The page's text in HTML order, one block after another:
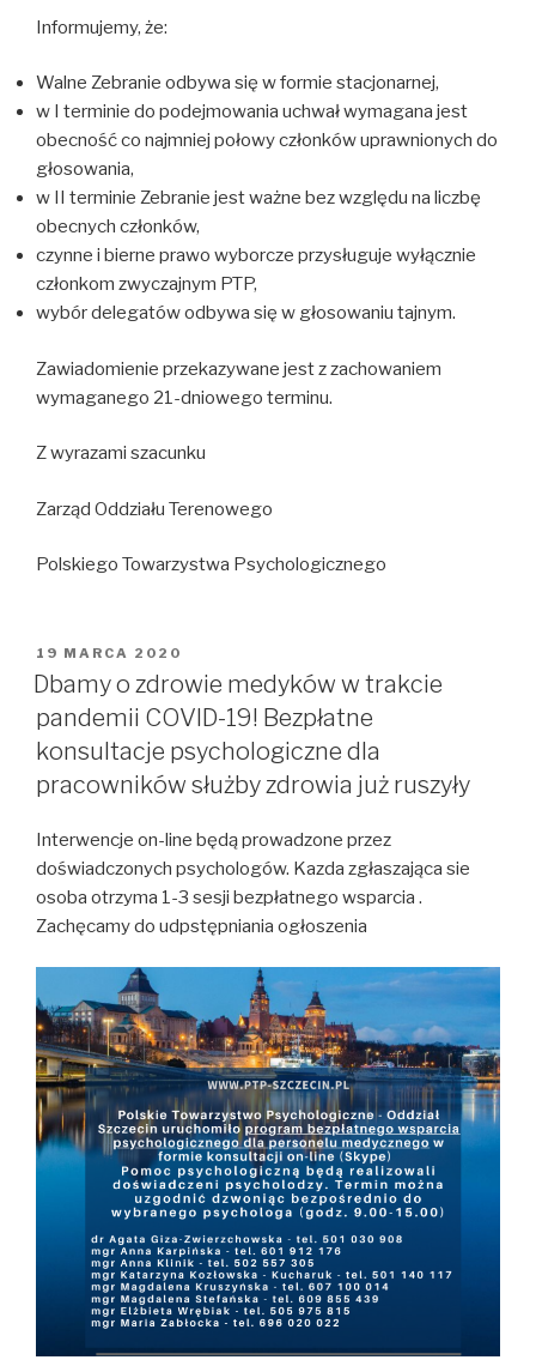
Informujemy, że:
Walne Zebranie odbywa się w formie stacjonarnej,
w I terminie do podejmowania uchwał wymagana jest
obecność co najmniej połowy członków uprawnionych do
głosowania,
w II terminie Zebranie jest ważne bez względu na liczbę
obecnych członków,
czynne i bierne prawo wyborcze przysługuje wyłącznie
członkom zwyczajnym PTP,
wybór delegatów odbywa się w głosowaniu tajnym.
Zawiadomienie przekazywane jest z zachowaniem
wymaganego 21-dniowego terminu.
Z wyrazami szacunku
Zarząd Oddziału Terenowego
Polskiego Towarzystwa Psychologicznego
OPUBLIKOWANE
W
19 MARCA 2020
Dbamy o zdrowie medyków w trakcie
pandemii COVID-19! Bezpłatne
konsultacje psychologiczne dla
pracowników służby zdrowia już ruszyły
Interwencje on-line będą prowadzone przez
doświadczonych psychologów. Kazda zgłaszająca sie
osoba otrzyma 1-3 sesji bezpłatnego wsparcia .
Zachęcamy do udpstępniania ogłoszenia